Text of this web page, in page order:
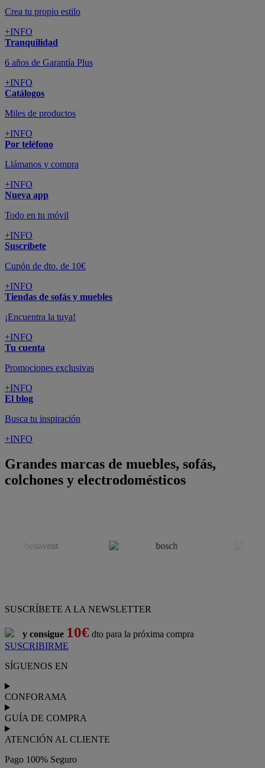
Crea tu propio estilo
+INFO
Tranquilidad
6 años de Garantía Plus
+INFO
Catálogos
Miles de productos
+INFO
Por teléfono
Llámanos y compra
+INFO
Nueva app
Todo en tu móvil
+INFO
Suscríbete
Cupón de dto. de 10€
+INFO
Tiendas de sofás y muebles
¡Encuentra la tuya!
+INFO
Tu cuenta
Promociones exclusivas
+INFO
El blog
Busca tu inspiración
+INFO
Grandes marcas de muebles, sofás,
colchones y electrodomésticos
SUSCRÍBETE A LA NEWSLETTER
y consigue 10€ dto para la próxima compra
SUSCRIBIRME
SÍGUENOS EN
CONFORAMA
GUÍA DE COMPRA
ATENCIÓN AL CLIENTE
Pago 100% Seguro